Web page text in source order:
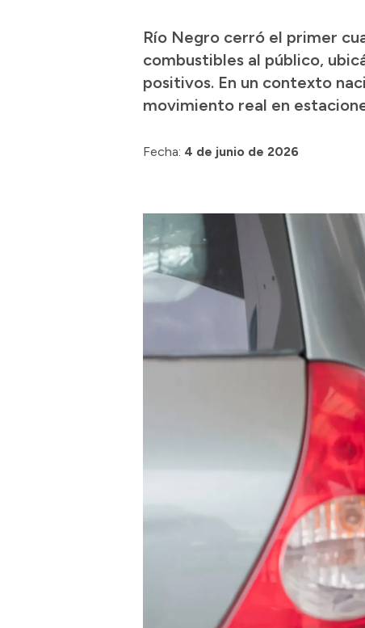
Río Negro cerró el primer
combustibles al público,
positivos. En un contexto
movimiento real en
Fecha: 4 de junio de 2026